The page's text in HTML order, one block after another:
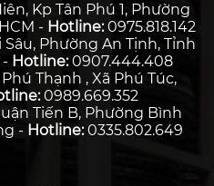
Kp Tân Phú 1, Phường
- Hotline:0975.818.142
Sâu, Phường An Tịnh, Tỉnh
- Hotline:0907.444.408
Phú Thạnh , Xã Phú Túc,
0989.669.352
Tiến B, Phường Bình
- Hotline:0335.802.649